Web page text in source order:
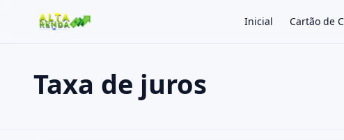
Inicial Cartão de
Buscar no site
Taxa de juros